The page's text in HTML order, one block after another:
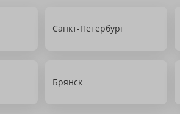
Санкт-Петербург
Брянск